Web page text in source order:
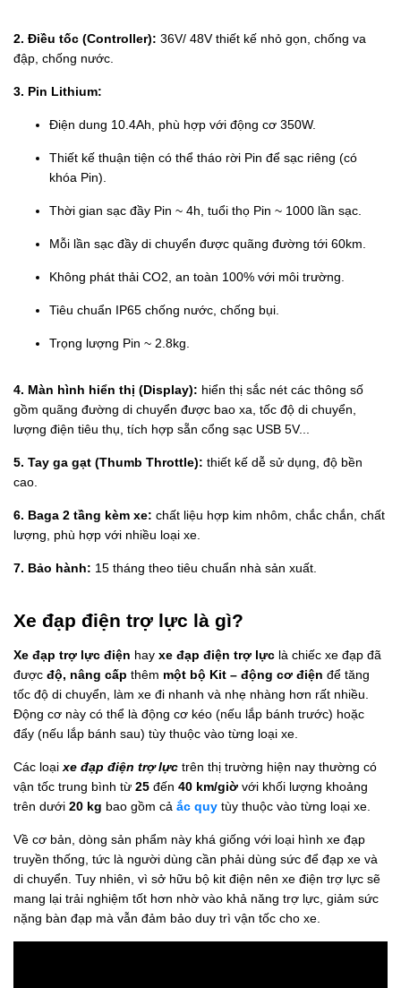
2. Điều tốc (Controller): 36V/ 48V thiết kế nhỏ gọn, chống va
đập, chống nước.
3. Pin Lithium:
Điện dung 10.4Ah, phù hợp với động cơ 350W.
Thiết kế thuận tiện có thể tháo rời Pin để sạc riêng (có
khóa Pin).
Thời gian sạc đầy Pin ~ 4h, tuổi thọ Pin ~ 1000 lần sạc.
Mỗi lần sạc đầy di chuyển được quãng đường tới 60km.
Không phát thải CO2, an toàn 100% với môi trường.
Tiêu chuẩn IP65 chống nước, chống bụi.
Trọng lượng Pin ~ 2.8kg.
4. Màn hình hiển thị (Display): hiển thị sắc nét các thông số
gồm quãng đường di chuyển được bao xa, tốc độ di chuyển,
lượng điện tiêu thụ, tích hợp sẵn cổng sạc USB 5V...
5. Tay ga gạt (Thumb Throttle): thiết kế dễ sử dụng, độ bền
cao.
6. Baga 2 tầng kèm xe: chất liệu hợp kim nhôm, chắc chắn, chất
lượng, phù hợp với nhiều loại xe.
7. Bảo hành: 15 tháng theo tiêu chuẩn nhà sản xuất.
Xe đạp điện trợ lực là gì?
Xe đạp trợ lực điện hay xe đạp điện trợ lực là chiếc xe đạp đã
được độ, nâng cấp thêm một bộ Kit – động cơ điện để tăng
tốc độ di chuyển, làm xe đi nhanh và nhẹ nhàng hơn rất nhiều.
Động cơ này có thể là động cơ kéo (nếu lắp bánh trước) hoặc
đẩy (nếu lắp bánh sau) tùy thuộc vào từng loại xe.
Các loại xe đạp điện trợ lực trên thị trường hiện nay thường có
vận tốc trung bình từ 25 đến 40 km/giờ với khối lượng khoảng
trên dưới 20 kg bao gồm cả ắc quy tùy thuộc vào từng loại xe.
Về cơ bản, dòng sản phẩm này khá giống với loại hình xe đạp
truyền thống, tức là người dùng cần phải dùng sức để đạp xe và
di chuyển. Tuy nhiên, vì sở hữu bộ kit điện nên xe điện trợ lực sẽ
mang lại trải nghiệm tốt hơn nhờ vào khả năng trợ lực, giảm sức
nặng bàn đạp mà vẫn đảm bảo duy trì vận tốc cho xe.